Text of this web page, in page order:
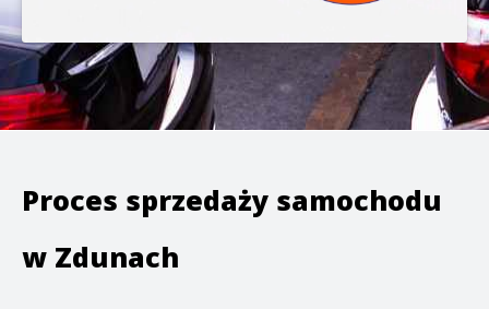
Proces sprzedaży samochodu
w Zdunach